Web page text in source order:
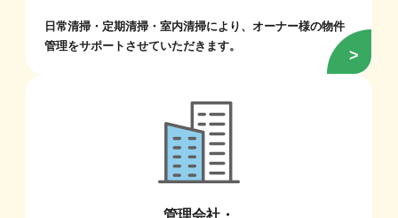
日常清掃・定期清掃・室内清掃により、オーナー様の物件
管理をサポートさせていただきます。